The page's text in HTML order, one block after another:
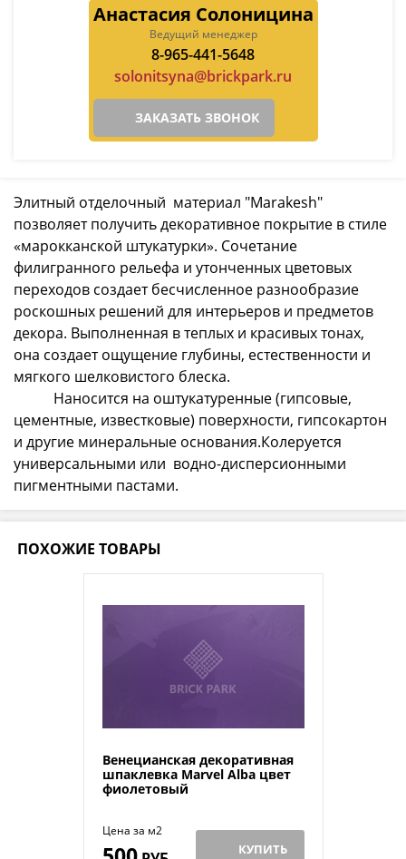
Анастасия Солоницина
Ведущий менеджер
8-965-441-5648
solonitsyna@brickpark.ru
ЗАКАЗАТЬ ЗВОНОК
Элитный отделочный материал "Marakesh"
позволяет получить декоративное покрытие в стиле
«марокканской штукатурки». Сочетание
филигранного рельефа и утонченных цветовых
переходов создает бесчисленное разнообразие
роскошных решений для интерьеров и предметов
декора. Выполненная в теплых и красивых тонах,
она создает ощущение глубины, естественности и
мягкого шелковистого блеска.
Наносится на оштукатуренные (гипсовые,
цементные, известковые) поверхности, гипсокартон
и другие минеральные основания.Колеруется
универсальными или водно-дисперсионными
пигментными пастами.
ПОХОЖИЕ ТОВАРЫ
Венецианская декоративная
шпаклевка Marvel Alba цвет
фиолетовый
Цена за м2
КУПИТЬ